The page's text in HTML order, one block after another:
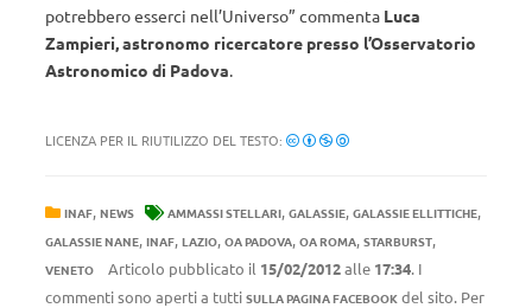
potrebbero esserci nell’Universo” commenta Luca
Zampieri, astronomo ricercatore presso l’Osservatorio
Astronomico di Padova.
LICENZA PER IL RIUTILIZZO DEL TESTO:
INAF, NEWS AMMASSI STELLARI, GALASSIE, GALASSIE ELLITTICHE,
GALASSIE NANE, INAF, LAZIO, OA PADOVA, OA ROMA, STARBURST,
VENETO Articolo pubblicato il 15/02/2012alle 17:34. I
commenti sono aperti a tutti SULLA PAGINA FACEBOOK del sito. Per